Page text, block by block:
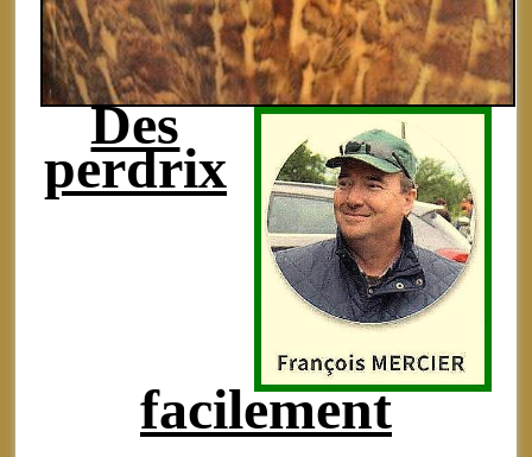
Des
perdrix
facilement